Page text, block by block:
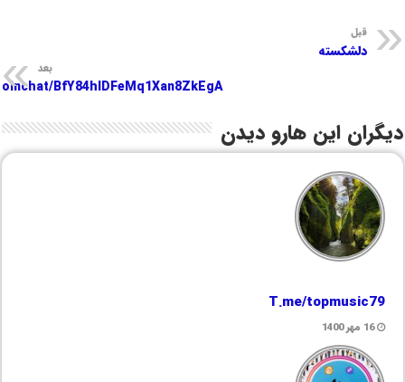
قبل
دلشکسته
بعد
BfY84hIDFeMq1Xan8ZkEgA
دیگران این هارو دیدن
T.me/topmusic79
16 مهر 1400